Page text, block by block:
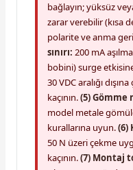
bağlayın; yüksüz
zarar verebilir (kısa
polarite ve anma
sınırı: 200 mA
bobini) surge
30 VDC aralığı
kaçının.(5) Gömme
model metale
kurallarına uyun.(6)
50 N üzeri çekme
kaçının.(7) Montaj